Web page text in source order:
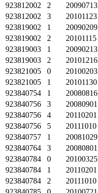
923812002
2 20090713
923812002
3 20101123
923819002
1 20090209
923819002
2 20101115
923819003
1 20090213
923819003
2 20101216
923821005
0 20100203
923821005
1 20101130
923840754
1 20080816
923840756
3 20080901
923840756
4 20110201
923840756
5 20111010
923840757
1 20081029
923840764
3 20080801
923840784
0 20100325
923840784
1 20110201
923840784
2 20111010